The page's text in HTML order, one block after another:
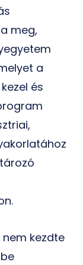
meg,
a
és
kezdte